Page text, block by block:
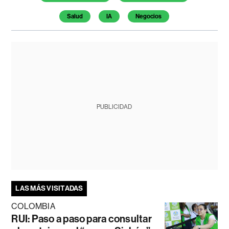
Salud IA Negocios
PUBLICIDAD
LAS MÁS VISITADAS
COLOMBIA
RUI: Paso a paso para consultar